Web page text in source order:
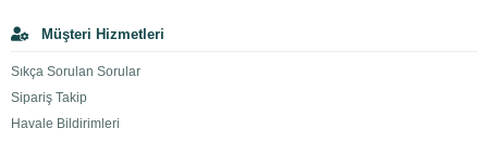
Müşteri Hizmetleri
Sıkça Sorulan Sorular
Sipariş Takip
Havale Bildirimleri